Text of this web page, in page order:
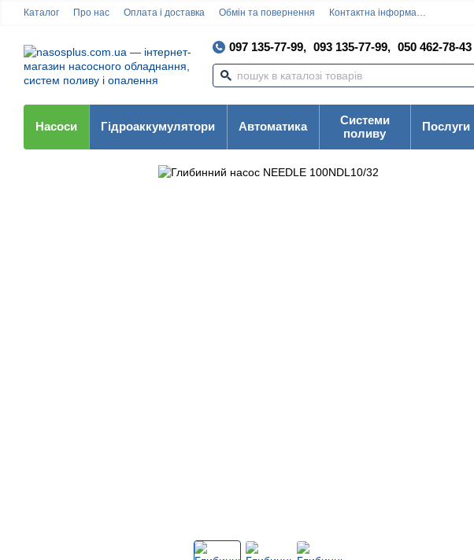
Каталог Про нас Оплата і доставка Обмін та повернення Контактна інформація
097 135-77-99, 093 135-77-99, 050 462-78-43
Насоси Гідроаккумулятори Автоматика
Системи
поливу
Послуги